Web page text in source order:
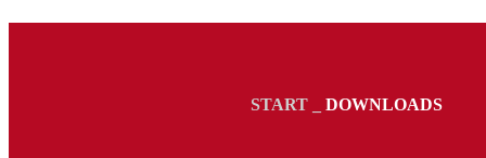
START_ DOWNLOADS